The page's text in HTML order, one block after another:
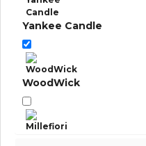
Yankee Candle
WoodWick